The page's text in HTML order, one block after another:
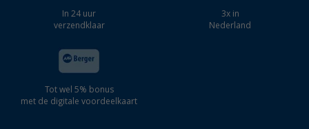
In 24 uur
verzendklaar
3x in
Nederland
Tot wel 5% bonus
met de digitale voordeelkaart